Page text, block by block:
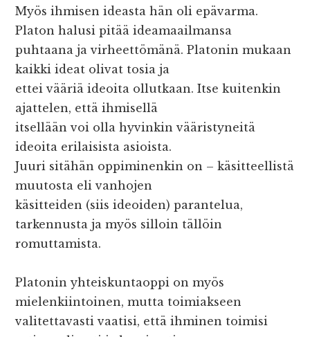
Myös ihmisen ideasta hän oli epävarma.
Platon halusi pitää ideamaailmansa
puhtaana ja virheettömänä. Platonin mukaan
kaikki ideat olivat tosia ja
ettei vääriä ideoita ollutkaan. Itse kuitenkin
ajattelen, että ihmisellä
itsellään voi olla hyvinkin vääristyneitä
ideoita erilaisista asioista.
Juuri sitähän oppiminenkin on – käsitteellistä
muutosta eli vanhojen
käsitteiden (siis ideoiden) parantelua,
tarkennusta ja myös silloin tällöin
romuttamista.
Platonin yhteiskuntaoppi on myös
mielenkiintoinen, mutta toimiakseen
valitettavasti vaatisi, että ihminen toimisi